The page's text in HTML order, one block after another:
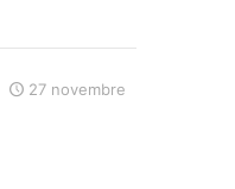
27 novembre